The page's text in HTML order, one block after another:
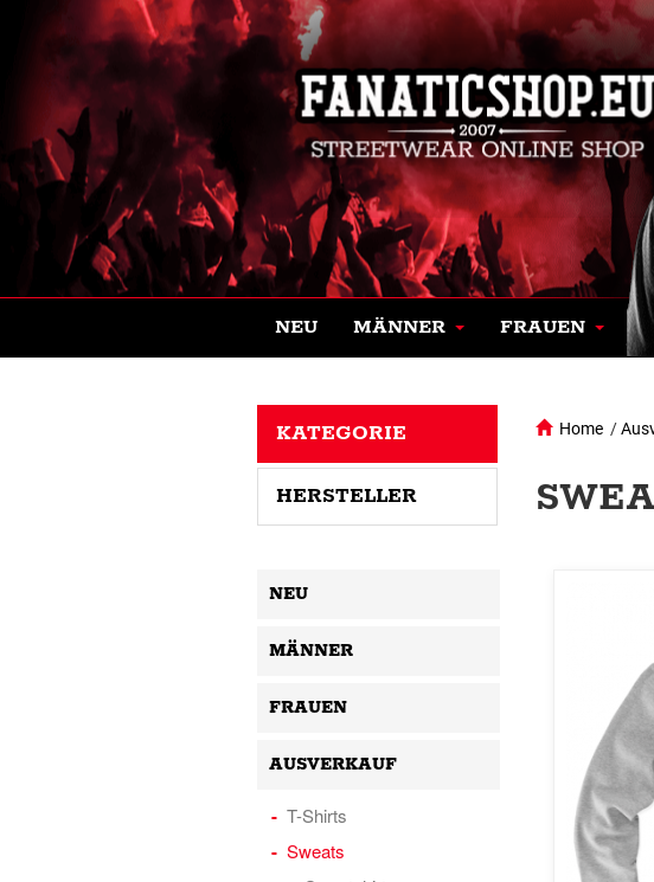
NEU MÄNNER FRAUEN
Home /
KATEGORIE
HERSTELLER
NEU
MÄNNER
FRAUEN
AUSVERKAUF
T-Shirts
Sweats